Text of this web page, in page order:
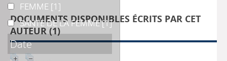
DOCUMENTS DISPONIBLES ÉCRITS PAR CET
AUTEUR (1)
FEMME
FEMME [1]
SANTE DE LA FEMME
SANTE DE LA FEMME[1]
Date